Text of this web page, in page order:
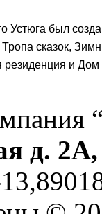
Устюга был
сказок,
резиденция и
д.